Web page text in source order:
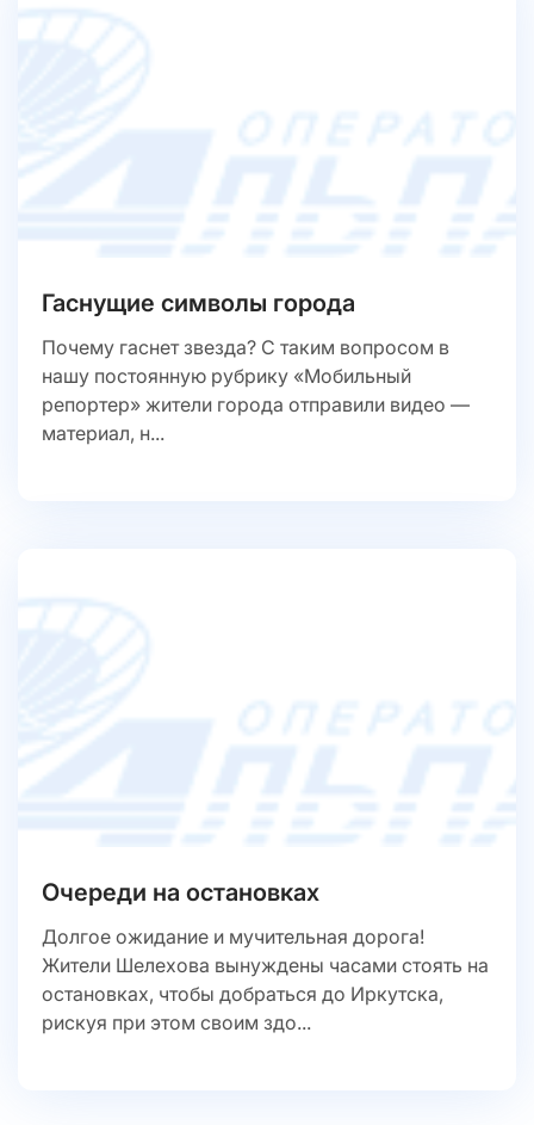
Гаснущие символы города
Почему гаснет звезда? С таким вопросом в
нашу постоянную рубрику «Мобильный
репортер» жители города отправили видео —
материал, н...
Очереди на остановках
Долгое ожидание и мучительная дорога!
Жители Шелехова вынуждены часами стоять на
остановках, чтобы добраться до Иркутска,
рискуя при этом своим здо...